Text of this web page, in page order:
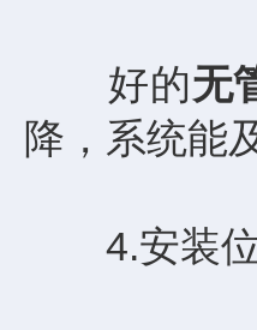
好的无
降，系统能
4.安装位